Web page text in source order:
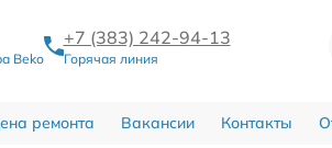
Beko
+7 (383) 242-94-13
Горячая линия
ремонта Вакансии Контакты